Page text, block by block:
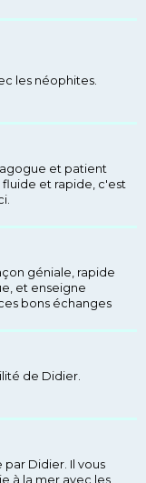
les néophites.
et patient
et rapide, c'est
géniale, rapide
et enseigne
bons échanges
de Didier.
Didier. Il vous
à la mer avec les